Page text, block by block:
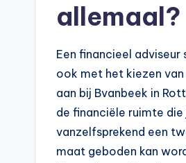
allemaal?
Een financieel
ook met het kiezen
aan bij Bvanbeek in
de financiële ruimte
vanzelfsprekend een
maat geboden kan